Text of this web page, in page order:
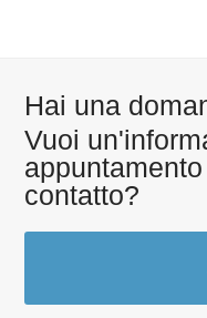
Hai una
Vuoi
contatto?